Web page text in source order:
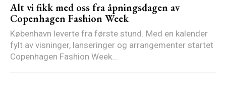
Alt vi fikk med oss fra åpningsdagen av
Copenhagen Fashion Week
København leverte fra første stund. Med en kalender
fylt av visninger, lanseringer og arrangementer startet
Copenhagen Fashion Week...